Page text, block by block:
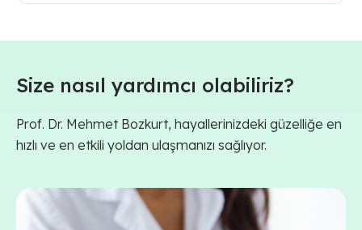
Size nasıl yardımcı olabiliriz?
Prof. Dr. Mehmet Bozkurt, hayallerinizdeki güzelliğe en
hızlı ve en etkili yoldan ulaşmanızı sağlıyor.